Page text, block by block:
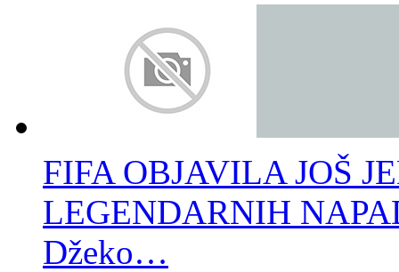
FIFA OBJAVILA JOŠ
LEGENDARNIH
Džeko…